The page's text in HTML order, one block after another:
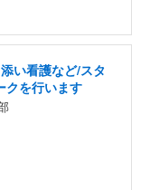
い看護など/スタ
クを行います